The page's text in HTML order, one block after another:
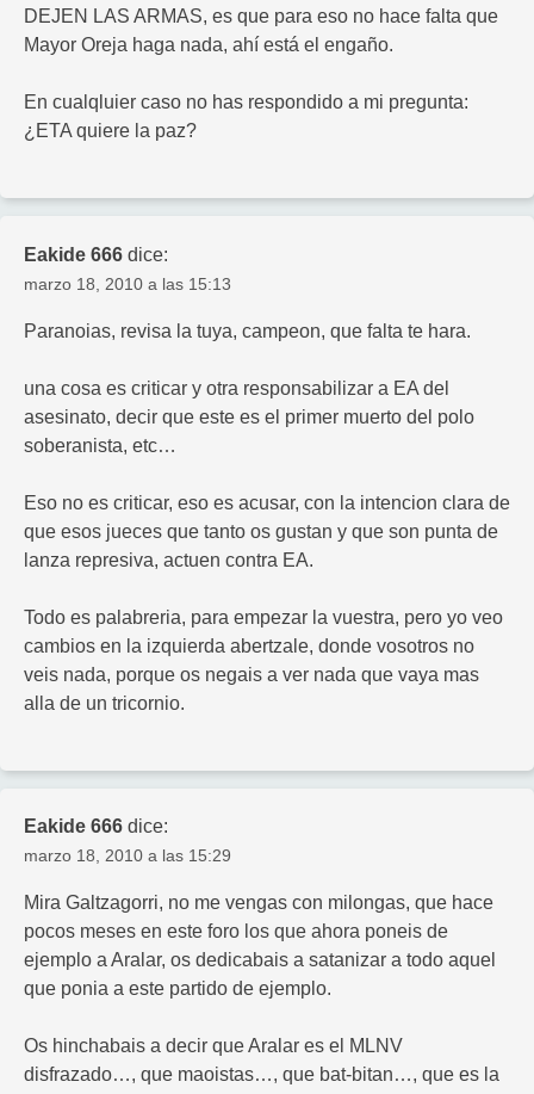
DEJEN LAS ARMAS, es que para eso no hace falta que
Mayor Oreja haga nada, ahí está el engaño.
En cualqluier caso no has respondido a mi pregunta:
¿ETA quiere la paz?
Eakide 666 dice:
marzo 18, 2010 a las 15:13
Paranoias, revisa la tuya, campeon, que falta te hara.
una cosa es criticar y otra responsabilizar a EA del
asesinato, decir que este es el primer muerto del polo
soberanista, etc…
Eso no es criticar, eso es acusar, con la intencion clara de
que esos jueces que tanto os gustan y que son punta de
lanza represiva, actuen contra EA.
Todo es palabreria, para empezar la vuestra, pero yo veo
cambios en la izquierda abertzale, donde vosotros no
veis nada, porque os negais a ver nada que vaya mas
alla de un tricornio.
Eakide 666 dice:
marzo 18, 2010 a las 15:29
Mira Galtzagorri, no me vengas con milongas, que hace
pocos meses en este foro los que ahora poneis de
ejemplo a Aralar, os dedicabais a satanizar a todo aquel
que ponia a este partido de ejemplo.
Os hinchabais a decir que Aralar es el MLNV
disfrazado…, que maoistas…, que bat-bitan…, que es la